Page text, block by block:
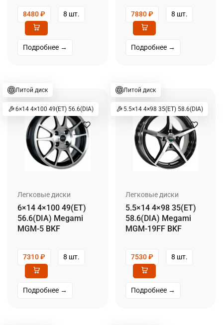
8480₽ 8 шт.
Подробнее →
7880₽ 8 шт.
Подробнее →
Литой диск
6×14 4×100 49(ET) 56.6(DIA)
Легковые диски
6×14 4×100 49(ET)
56.6(DIA) Megami
MGM-5 BKF
7310₽ 8 шт.
Подробнее →
Литой диск
5.5×14 4×98 35(ET) 58.6(DIA)
Легковые диски
5.5×14 4×98 35(ET)
58.6(DIA) Megami
MGM-19FF BKF
7530₽ 8 шт.
Подробнее →